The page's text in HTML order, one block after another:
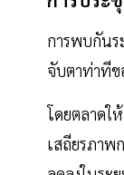
การพบกันร
จับตาท่าทีข
โดยตลาดใ
เสถียรภาพ